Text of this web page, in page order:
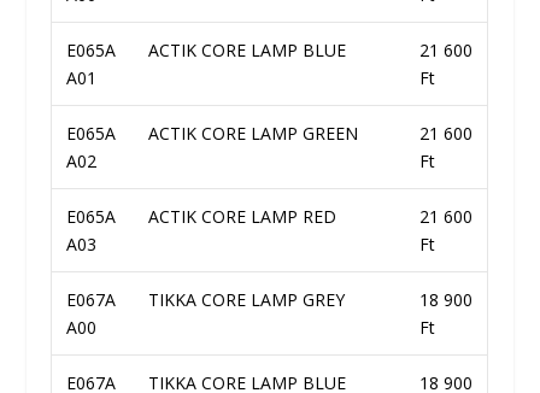
E065A
A01
ACTIK CORE LAMP BLUE
21 600
Ft
E065A
A02
ACTIK CORE LAMP GREEN
21 600
Ft
E065A
A03
ACTIK CORE LAMP RED
21 600
Ft
E067A
A00
TIKKA CORE LAMP GREY
18 900
Ft
E067A TIKKA CORE LAMP BLUE 18 900